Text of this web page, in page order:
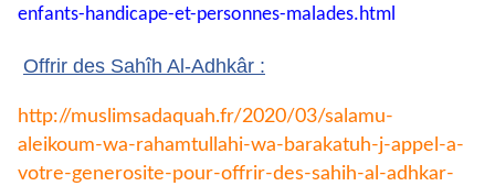
enfants-handicape-et-personnes-malades.html
Offrir des Sahîh Al-Adhkâr :
http://muslimsadaquah.fr/2020/03/salamu-
aleikoum-wa-rahamtullahi-wa-barakatuh-j-appel-a-
votre-generosite-pour-offrir-des-sahih-al-adhkar-